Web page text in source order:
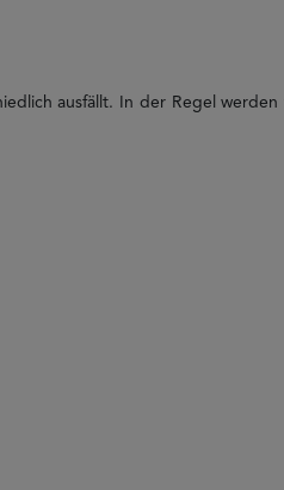
ausfällt. In der Regel werden